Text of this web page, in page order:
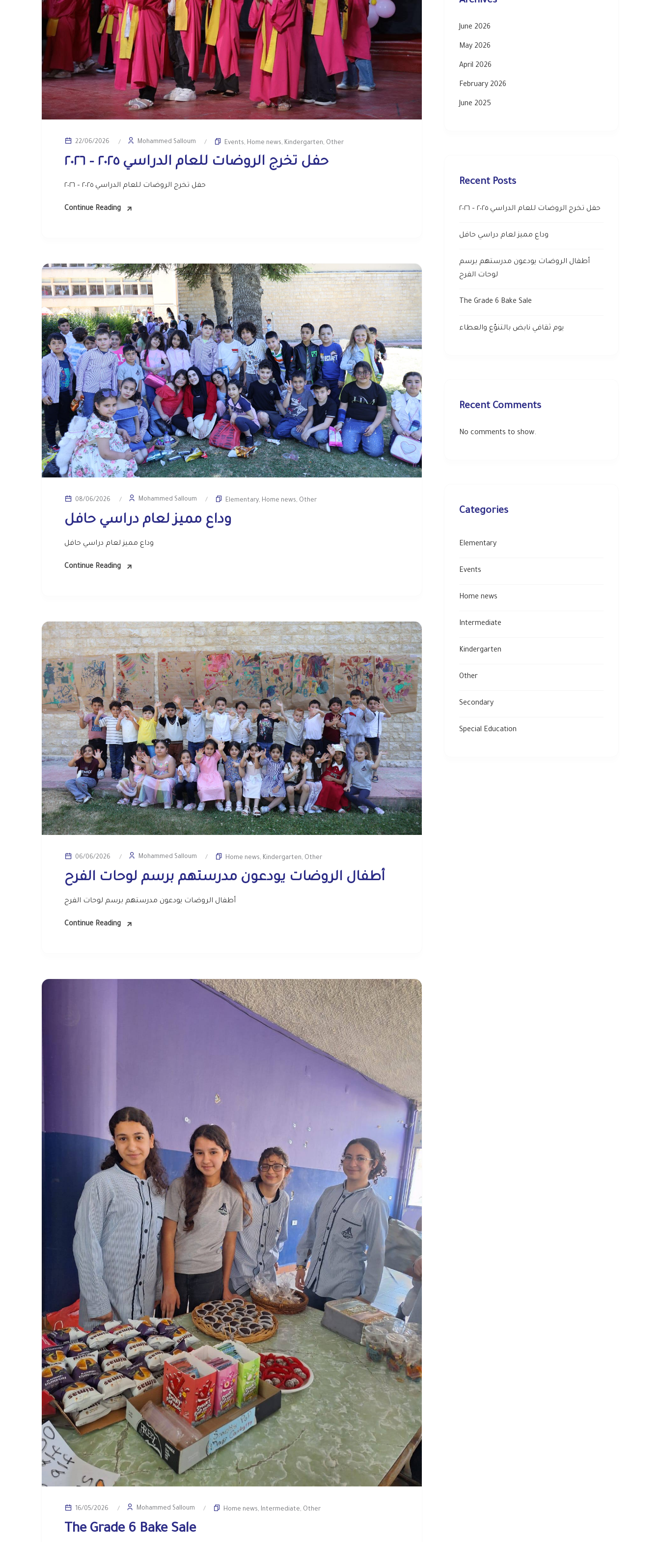
22/06/2026 Mohammed Salloum Events, Home news, Kindergarten, Other
حفل تخرج الروضات للعام الدراسي ٢٠٢٥ – ٢٠٢٦
حفل تخرج الروضات للعام الدراسي ٢٠٢٥ – ٢٠٢٦
Continue Reading
08/06/2026 Mohammed Salloum Elementary, Home news, Other
وداع مميز لعام دراسي حافل
وداع مميز لعام دراسي حافل
Continue Reading
06/06/2026 Mohammed Salloum Home news, Kindergarten, Other
أطفال الروضات يودعون مدرستهم برسم لوحات الفرح
أطفال الروضات يودعون مدرستهم برسم لوحات الفرح
Continue Reading
16/05/2026 Mohammed Salloum Home news, Intermediate, Other
The Grade 6 Bake Sale
June 2026
May 2026
April 2026
February 2026
June 2025
Recent Posts
حفل تخرج الروضات للعام الدراسي ٢٠٢٥ – ٢٠٢٦
وداع مميز لعام دراسي حافل
أطفال الروضات يودعون مدرستهم برسم
لوحات الفرح
The Grade 6 Bake Sale
يوم ثقافي نابض بالتنوّع والعطاء
Recent Comments
No comments to show.
Categories
Elementary
Events
Home news
Intermediate
Kindergarten
Other
Secondary
Special Education